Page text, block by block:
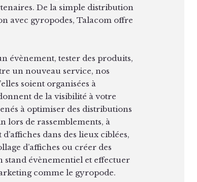
De la simple distribution
avec gyropodes, Talacom offre
évènement, tester des produits,
un nouveau service, nos
soient organisées à
de la visibilité à votre
à optimiser des distributions
lors de rassemblements, à
dans des lieux ciblées,
d’affiches ou créer des
stand évènementiel et effectuer
comme le gyropode.